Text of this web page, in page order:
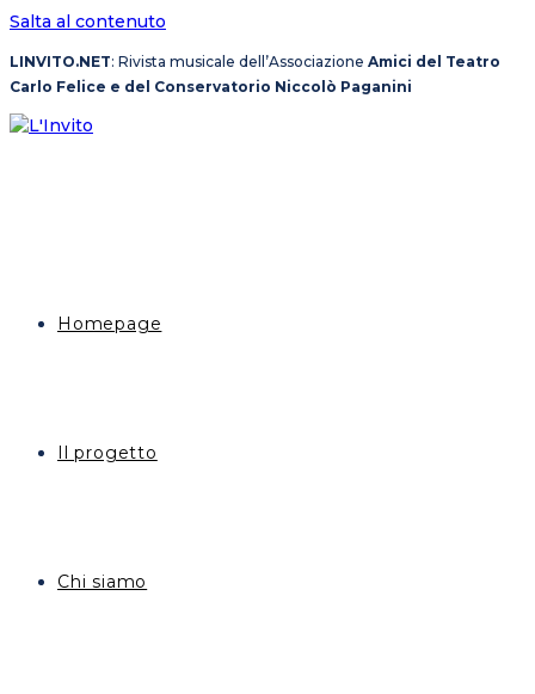
Salta al contenuto
LINVITO.NET: Rivista musicale dell’Associazione Amici del Teatro
Carlo Felice e del Conservatorio Niccolò Paganini
Homepage
Il progetto
Chi siamo